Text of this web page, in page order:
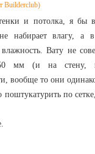
Builderclub)
и потолка, я бы
влагу, а в
Вату не
мм (и на стену,
вообще то они
по